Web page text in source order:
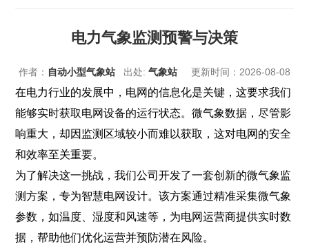
电力气象监测预警与决策
作者： 自动小型气象站 出处: 气象站 更新时间：2026-08-08
在电力行业的发展中，电网的信息化是关键，这要求我们
能够实时获取电网设备的运行状态。微气象数据，尽管影
响重大，却因监测区域较小而难以获取，这对电网的安全
和效率至关重要。
为了解决这一挑战，我们公司开发了一套创新的微气象监
测方案，专为智慧电网设计。该方案通过精准采集微气象
参数，如温度、湿度和风速等，为电网运营商提供实时数
据，帮助他们优化运营并预防潜在风险。